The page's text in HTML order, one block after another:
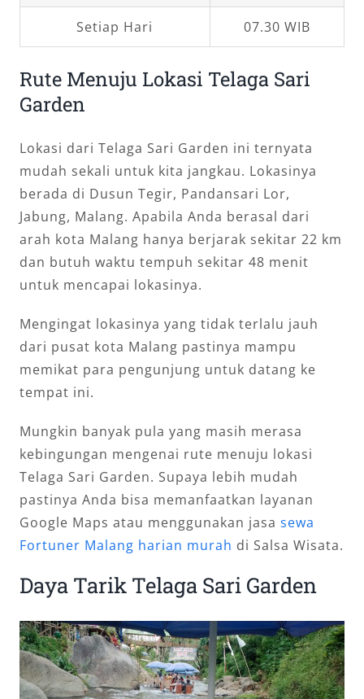
Setiap Hari 07.30 WIB
Rute Menuju Lokasi Telaga Sari
Garden
Lokasi dari Telaga Sari Garden ini ternyata
mudah sekali untuk kita jangkau. Lokasinya
berada di Dusun Tegir, Pandansari Lor,
Jabung, Malang. Apabila Anda berasal dari
arah kota Malang hanya berjarak sekitar 22 km
dan butuh waktu tempuh sekitar 48 menit
untuk mencapai lokasinya.
Mengingat lokasinya yang tidak terlalu jauh
dari pusat kota Malang pastinya mampu
memikat para pengunjung untuk datang ke
tempat ini.
Mungkin banyak pula yang masih merasa
kebingungan mengenai rute menuju lokasi
Telaga Sari Garden. Supaya lebih mudah
pastinya Anda bisa memanfaatkan layanan
Google Maps atau menggunakan jasa sewa
Fortuner Malang harian murah di Salsa Wisata.
Daya Tarik Telaga Sari Garden